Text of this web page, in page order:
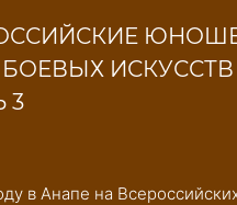
ИСКУССТВ
3
в Анапе на